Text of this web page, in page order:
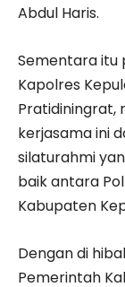
Abdul Haris.
Sementara itu
Kapolres
Pratidiningrat,
kerjasama ini
silaturahmi
baik antara
Kabupaten
Dengan di
Pemerintah